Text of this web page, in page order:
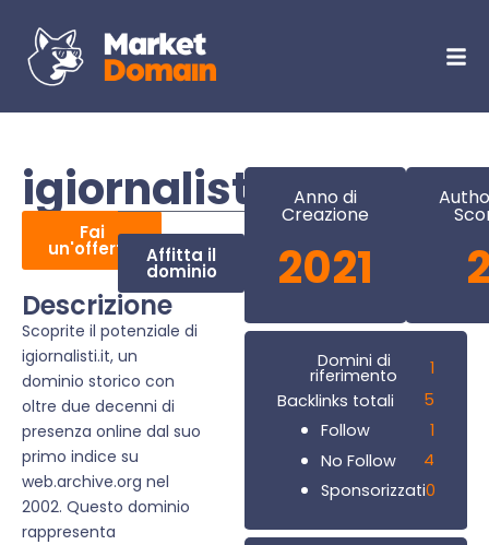
igiornalisti.it
Fai
un'offerta Affitta il
dominio
Descrizione
Scoprite il potenziale di
igiornalisti.it, un
dominio storico con
oltre due decenni di
presenza online dal suo
primo indice su
web.archive.org nel
2002. Questo dominio
rappresenta
Anno di
Creazione
2021
Domini di
riferimento
1
Backlinks totali
5
Follow
1
No Follow
4
Sponsorizzati0